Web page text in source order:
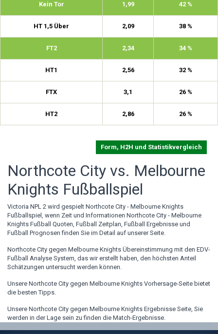
Kein Tor 1,99 42 %
HT 1,5 Über 2,09 38 %
FT2 2,34 34 %
HT1 2,56 32 %
FTX 3,1 26 %
HT2 2,86 26 %
Form, H2H und Statistikvergleich
Northcote City vs. Melbourne
Knights Fußballspiel
Victoria NPL 2 wird gespielt Northcote City - Melbourne Knights
Fußballspiel, wenn Zeit und Informationen Northcote City - Melbourne
Knights Fußball Quoten, Fußball Zeitplan, Fußball Ergebnisse und
Fußball Prognosen finden Sie im Detail auf unserer Seite.
Northcote City gegen Melbourne Knights Übereinstimmung mit den EDV-
Fußball Analyse System, das wir erstellt haben, den höchsten Anteil
Schätzungen untersucht werden können.
Unsere Northcote City gegen Melbourne Knights Vorhersage-Seite bietet
die besten Tipps.
Unsere Northcote City gegen Melbourne Knights Ergebnisse Seite, Sie
werden in der Lage sein zu finden die Match-Ergebnisse.